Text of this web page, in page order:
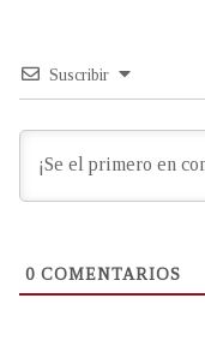
Suscribir
0 COMENTARIOS